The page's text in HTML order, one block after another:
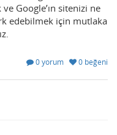
Google’ın sitenizi ne
edebilmek için mutlaka
0 yorum
0 beğeni